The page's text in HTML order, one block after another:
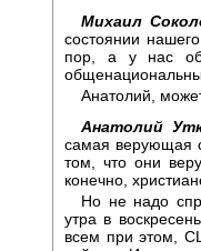
Михаил
состоянии
пор, а у нас
Анатолий,
Анатолий
самая верующая
том, что они
конечно,
Но не надо
утра в
всем при этом,